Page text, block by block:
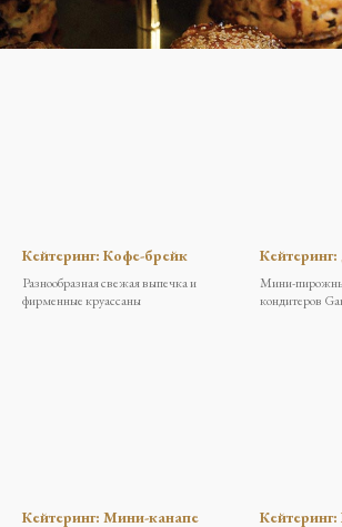
ТОРТ НА ЗАКАЗ
КЕЙТЕРИНГ
Кейтеринг: Кофе-брейк
Разнообразная свежая выпечка и
фирменные круассаны
Мини-
кондитеров
Кейтеринг: Мини-канапе